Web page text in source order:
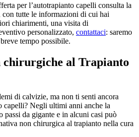
per l’autotrapianto capelli consulta la
con tutte le informazioni di cui hai
chiarimenti, una visita di
personalizzato, contattaci: saremo
tempo possibile.
al Trapianto
di calvizie, ma non ti senti ancora
capelli? Negli ultimi anni anche la
passi da gigante e in alcuni casi può
non chirurgica al trapianto nella cura